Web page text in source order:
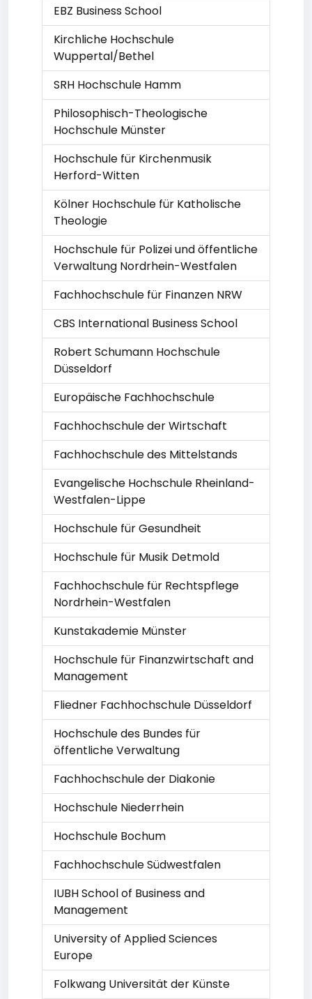
EBZ Business School
Kirchliche Hochschule
Wuppertal/Bethel
SRH Hochschule Hamm
Philosophisch-Theologische
Hochschule Münster
Hochschule für Kirchenmusik
Herford-Witten
Kölner Hochschule für Katholische
Theologie
Hochschule für Polizei und öffentliche
Verwaltung Nordrhein-Westfalen
Fachhochschule für Finanzen NRW
CBS International Business School
Robert Schumann Hochschule
Düsseldorf
Europäische Fachhochschule
Fachhochschule der Wirtschaft
Fachhochschule des Mittelstands
Evangelische Hochschule Rheinland-
Westfalen-Lippe
Hochschule für Gesundheit
Hochschule für Musik Detmold
Fachhochschule für Rechtspflege
Nordrhein-Westfalen
Kunstakademie Münster
Hochschule für Finanzwirtschaft and
Management
Fliedner Fachhochschule Düsseldorf
Hochschule des Bundes für
öffentliche Verwaltung
Fachhochschule der Diakonie
Hochschule Niederrhein
Hochschule Bochum
Fachhochschule Südwestfalen
IUBH School of Business and
Management
University of Applied Sciences
Europe
Folkwang Universität der Künste